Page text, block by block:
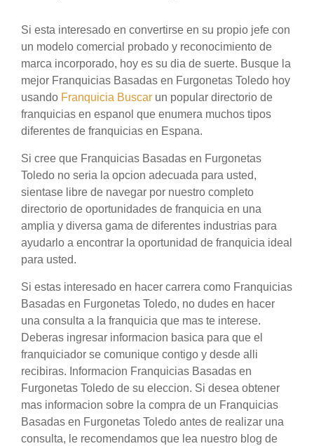
Si esta interesado en convertirse en su propio jefe con
un modelo comercial probado y reconocimiento de
marca incorporado, hoy es su dia de suerte. Busque la
mejor Franquicias Basadas en Furgonetas Toledo hoy
usando Franquicia Buscar un popular directorio de
franquicias en espanol que enumera muchos tipos
diferentes de franquicias en Espana.
Si cree que Franquicias Basadas en Furgonetas
Toledo no seria la opcion adecuada para usted,
sientase libre de navegar por nuestro completo
directorio de oportunidades de franquicia en una
amplia y diversa gama de diferentes industrias para
ayudarlo a encontrar la oportunidad de franquicia ideal
para usted.
Si estas interesado en hacer carrera como Franquicias
Basadas en Furgonetas Toledo, no dudes en hacer
una consulta a la franquicia que mas te interese.
Deberas ingresar informacion basica para que el
franquiciador se comunique contigo y desde alli
recibiras. Informacion Franquicias Basadas en
Furgonetas Toledo de su eleccion. Si desea obtener
mas informacion sobre la compra de un Franquicias
Basadas en Furgonetas Toledo antes de realizar una
consulta, le recomendamos que lea nuestro blog de